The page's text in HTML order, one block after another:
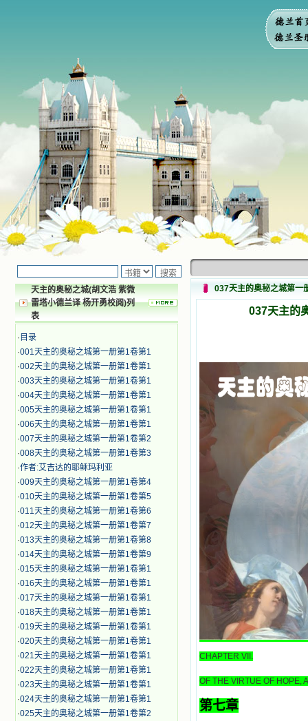
天主的奥秘之城(胡文浩 紫微
雷塔小德兰译 杨开勇校阅)列
表
· 目录
·001天主的奥秘之城第一册第1卷第1
·002天主的奥秘之城第一册第1卷第1
·003天主的奥秘之城第一册第1卷第1
·004天主的奥秘之城第一册第1卷第1
·005天主的奥秘之城第一册第1卷第1
·006天主的奥秘之城第一册第1卷第1
·007天主的奥秘之城第一册第1卷第2
·008天主的奥秘之城第一册第1卷第3
·作者:艾吉达的耶稣玛利亚
·009天主的奥秘之城第一册第1卷第4
·010天主的奥秘之城第一册第1卷第5
·011天主的奥秘之城第一册第1卷第6
·012天主的奥秘之城第一册第1卷第7
·013天主的奥秘之城第一册第1卷第8
·014天主的奥秘之城第一册第1卷第9
·015天主的奥秘之城第一册第1卷第1
·016天主的奥秘之城第一册第1卷第1
·017天主的奥秘之城第一册第1卷第1
·018天主的奥秘之城第一册第1卷第1
·019天主的奥秘之城第一册第1卷第1
·020天主的奥秘之城第一册第1卷第1
·021天主的奥秘之城第一册第1卷第1
·022天主的奥秘之城第一册第1卷第1
·023天主的奥秘之城第一册第1卷第1
·024天主的奥秘之城第一册第1卷第1
·025天主的奥秘之城第一册第1卷第2
037天主的奥秘之城第一
037天主的
CHAPTER VII.
OF THE VIRTUE OF HOPE,
第七章